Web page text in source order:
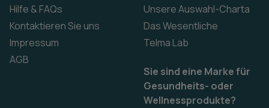
Hilfe & FAQs
Kontaktieren Sie uns
Impressum
AGB
Unsere Auswahl-Charta
Das Wesentliche
Telma Lab
Sie sind eine Marke für
Gesundheits- oder
Wellnessprodukte?